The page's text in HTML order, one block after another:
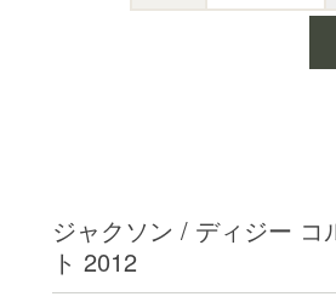
ジャクソン / ディジー コ
ト 2012